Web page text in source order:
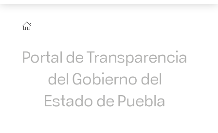
Portal de Transparencia
del Gobierno del
Estado de Puebla